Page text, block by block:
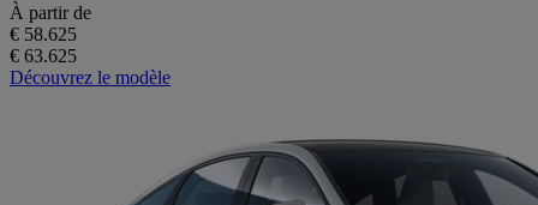
À partir de
€ 58.625
€ 63.625
Découvrez le modèle